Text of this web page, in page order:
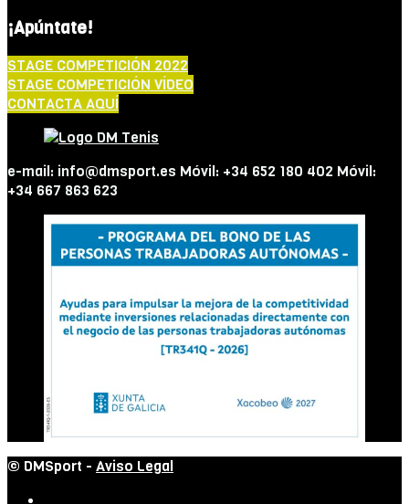
¡Apúntate!
STAGE COMPETICIÓN 2022
STAGE COMPETICIÓN VÍDEO
CONTACTA AQUÍ
e-mail: info@dmsport.es Móvil: +34 652 180 402 Móvil:
+34 667 863 623
© DMSport - Aviso Legal